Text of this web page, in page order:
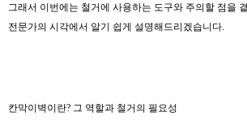
그래서 이번에는 철거에 사용하는 도구와 주의할 점을
전문가의 시각에서 알기 쉽게 설명해드리겠습니다.
칸막이벽이란? 그 역할과 철거의 필요성